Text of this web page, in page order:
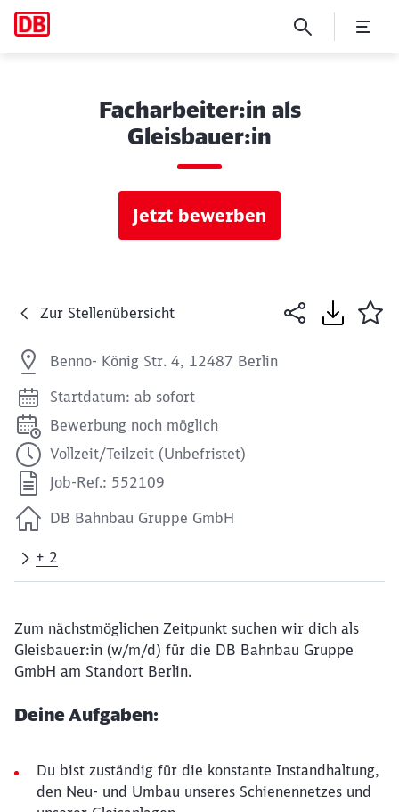
Facharbeiter:in als
Gleisbauer:in
Jetzt bewerben
Zur Stellenübersicht
Benno- König Str. 4, 12487 Berlin
Startdatum: ab sofort
Bewerbung noch möglich
Vollzeit/Teilzeit (Unbefristet)
Job-Ref.: 552109
DB Bahnbau Gruppe GmbH
+ 2
Zum nächstmöglichen Zeitpunkt suchen wir dich als
Gleisbauer:in (w/m/d) für die DB Bahnbau Gruppe
GmbH am Standort Berlin.
Deine Aufgaben:
Du bist zuständig für die konstante Instandhaltung,
den Neu- und Umbau unseres Schienennetzes und